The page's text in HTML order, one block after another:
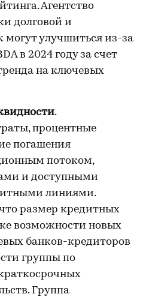
Агентство
долговой и
могут улучшиться из-за
в 2024 году за счет
на ключевых
.
процентные
погашения
потоком,
и доступными
линиями.
размер кредитных
возможности новых
банков-кредиторов
группы по
Группа